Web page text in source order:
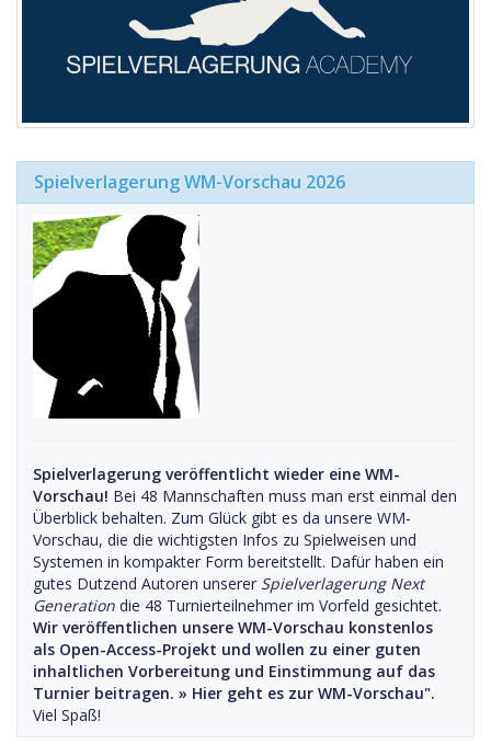
Spielverlagerung WM-Vorschau 2026
Spielverlagerung veröffentlicht wieder eine WM-
Vorschau! Bei 48 Mannschaften muss man erst einmal den
Überblick behalten. Zum Glück gibt es da unsere WM-
Vorschau, die die wichtigsten Infos zu Spielweisen und
Systemen in kompakter Form bereitstellt. Dafür haben ein
gutes Dutzend Autoren unserer Spielverlagerung Next
Generation die 48 Turnierteilnehmer im Vorfeld gesichtet.
Wir veröffentlichen unsere WM-Vorschau konstenlos
als Open-Access-Projekt und wollen zu einer guten
inhaltlichen Vorbereitung und Einstimmung auf das
Turnier beitragen. » Hier geht es zur WM-Vorschau".
Viel Spaß!